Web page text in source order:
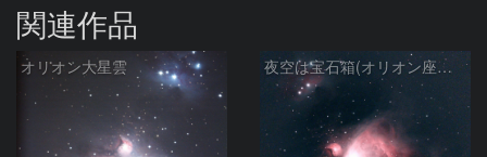
関連作品
オリオン大星雲 夜空は宝石箱(オリオン座大星雲 M42) Seestar50